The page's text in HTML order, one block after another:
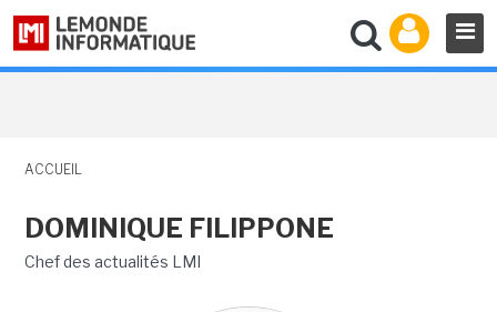
ACCUEIL
DOMINIQUE FILIPPONE
Chef des actualités LMI